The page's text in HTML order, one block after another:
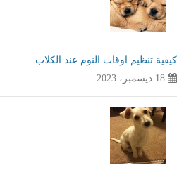
كيفية تنظيم اوقات النوم عند الكلاب
18 ديسمبر، 2023